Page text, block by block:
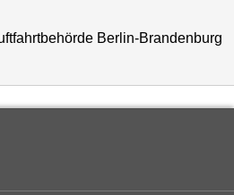
Berlin-Brandenburg